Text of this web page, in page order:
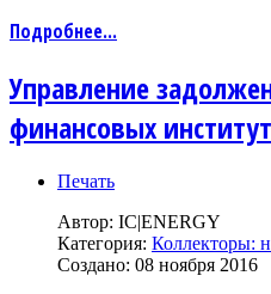
Подробнее...
Управление
финансовых
Печать
Автор: IC|ENERGY
Категория: Коллекторы:
Создано: 08 ноября 2016